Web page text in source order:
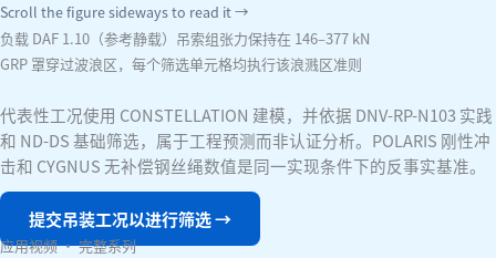
Scroll the figure sideways to read it →
负载 DAF 1.10（参考静载） 吊索组张力保持在 146–377 kN
GRP 罩穿过波浪区，每个筛选单元格均执行该浪溅区准则
代表性工况使用 CONSTELLATION 建模，并依据 DNV-RP-N103 实践
和 ND-DS 基础筛选，属于工程预测而非认证分析。POLARIS 刚性冲
击和 CYGNUS 无补偿钢丝绳数值是同一实现条件下的反事实基准。
提交吊装工况以进行筛选→
应用视频 · 完整系列